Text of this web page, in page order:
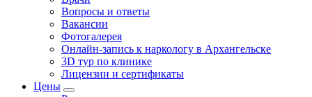
Вопросы и ответы
Вакансии
Фотогалерея
Онлайн-запись к наркологу в Архангельске
3D тур по клинике
Лицензии и сертификаты
Цены